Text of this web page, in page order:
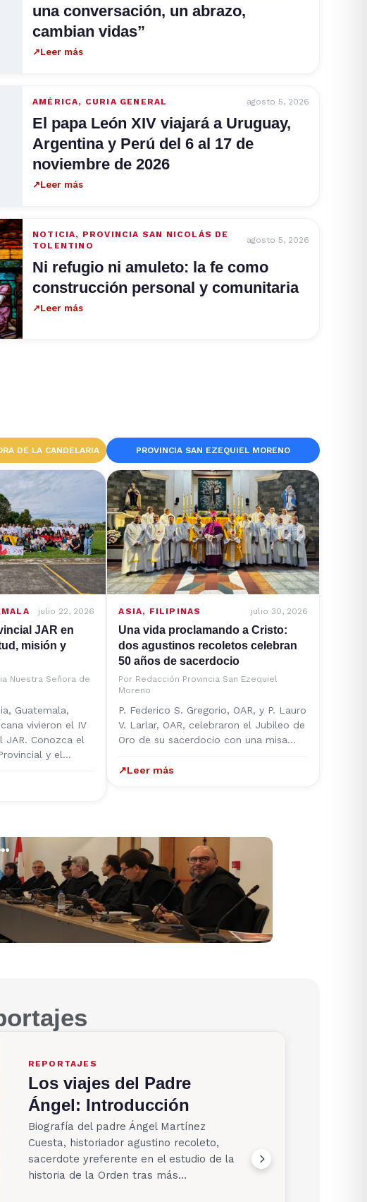
una conversación, un abrazo,
cambian vidas”
↗Leer más
AMÉRICA, CURIA GENERAL agosto 5, 2026
El papa León XIV viajará a Uruguay,
Argentina y Perú del 6 al 17 de
noviembre de 2026
↗Leer más
NOTICIA, PROVINCIA SAN NICOLÁS DE
TOLENTINO
agosto 5, 2026
Ni refugio ni amuleto: la fe como
construcción personal y comunitaria
↗Leer más
DE LA CANDELARIA
julio 22, 2026
JAR en
misión y
Nuestra Señora de
Guatemala,
vivieron el IV
JAR. Conozca el
y el…
PROVINCIA SAN EZEQUIEL MORENO
ASIA, FILIPINAS julio 30, 2026
Una vida proclamando a Cristo:
dos agustinos recoletos celebran
50 años de sacerdocio
Por Redacción Provincia San Ezequiel
Moreno
P. Federico S. Gregorio, OAR, y P. Lauro
V. Larlar, OAR, celebraron el Jubileo de
Oro de su sacerdocio con una misa…
↗Leer más
REPORTAJES
Los viajes del Padre
Ángel: Introducción
Biografía del padre Ángel Martínez
Cuesta, historiador agustino recoleto,
sacerdote yreferente en el estudio de la
historia de la Orden tras más…